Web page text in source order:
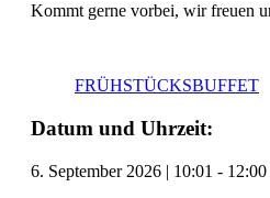
Kommt gerne vorbei, wir freuen
FRÜHSTÜCKSBUFFET
Datum und Uhrzeit:
6. September 2026 | 10:01 - 12:00